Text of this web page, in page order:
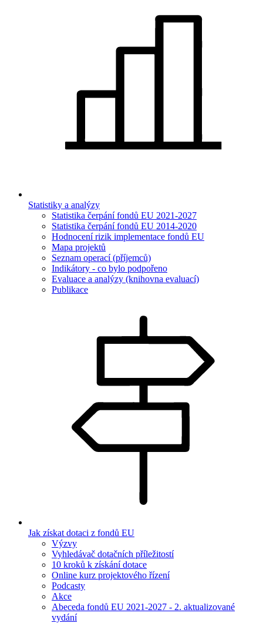
Statistiky a analýzy
Statistika čerpání fondů EU 2021-2027
Statistika čerpání fondů EU 2014-2020
Hodnocení rizik implementace fondů EU
Mapa projektů
Seznam operací (příjemců)
Indikátory - co bylo podpořeno
Evaluace a analýzy (knihovna evaluací)
Publikace
Jak získat dotaci z fondů EU
Výzvy
Vyhledávač dotačních příležitostí
10 kroků k získání dotace
Online kurz projektového řízení
Podcasty
Akce
Abeceda fondů EU 2021-2027 - 2. aktualizované
vydání